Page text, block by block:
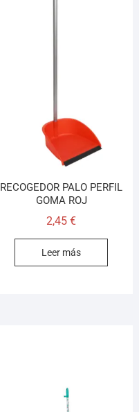
RECOGEDOR PALO PERFIL
GOMA ROJ
2,45€
Leer más